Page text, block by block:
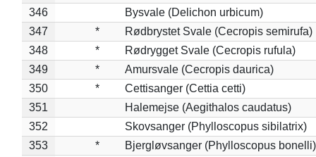
346
Bysvale (Delichon urbicum)
347
*
Rødbrystet Svale (Cecropis semirufa)
348
*
Rødrygget Svale (Cecropis rufula)
349
*
Amursvale (Cecropis daurica)
350
*
Cettisanger (Cettia cetti)
351
Halemejse (Aegithalos caudatus)
352
Skovsanger (Phylloscopus sibilatrix)
353
* Bjergløvsanger (Phylloscopus bonelli)